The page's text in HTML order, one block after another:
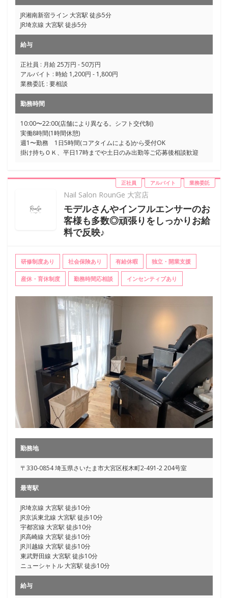
JR湘南新宿ライン 大宮駅 徒歩5分
JR埼京線 大宮駅 徒歩5分
給与
正社員 : 月給 25万円 - 50万円
アルバイト : 時給 1,200円 - 1,800円
業務委託 : 要相談
勤務時間
10:00〜22:00(店舗により異なる。シフト交代制)
実働8時間(1時間休憩)
週1〜勤務 1日5時間(コアタイムによる)から受付OK
掛け持ちＯＫ、平日17時までや土日のみ出勤等ご応募後相談歓迎
正社員 アルバイト 業務委託
Nail Salon RounGe 大宮店
モデルさんやインフルエンサーのお
客様も多数◎頑張りをしっかりお給
料で反映♪
研修制度あり 社会保険あり 有給休暇 独立・開業支援
産休・育休制度 勤務時間応相談 インセンティブあり
勤務地
〒330-0854 埼玉県さいたま市大宮区桜木町2-491-2 204号室
最寄駅
JR埼京線 大宮駅 徒歩10分
JR京浜東北線 大宮駅 徒歩10分
宇都宮線 大宮駅 徒歩10分
JR高崎線 大宮駅 徒歩10分
JR川越線 大宮駅 徒歩10分
東武野田線 大宮駅 徒歩10分
ニューシャトル 大宮駅 徒歩10分
給与